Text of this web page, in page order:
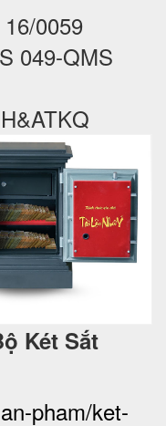
0059
049-QMS
Két Sắt
pham/ket-